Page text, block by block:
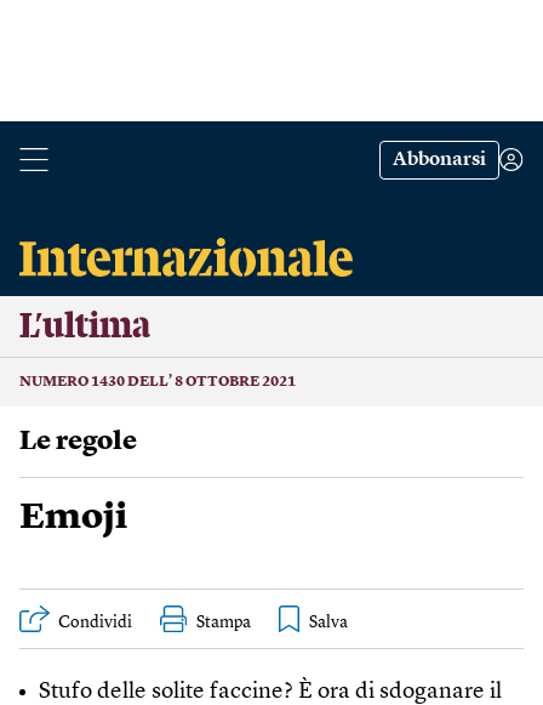
Abbonarsi
L’ultima
NUMERO 1430 DELL’ 8 OTTOBRE 2021
Le regole
Emoji
Condividi Stampa
Stufo delle solite faccine? È ora di sdoganare il